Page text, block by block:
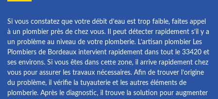
Si vous constatez que votre débit d’eau est trop faible, faites appel
à un plombier près de chez vous. Il peut détecter rapidement s’il y a
un problème au niveau de votre plomberie. L’artisan plombier Les
Plombiers de Bordeaux intervient rapidement dans tout le 33420 et
ses environs. Si vous êtes dans cette zone, il arrive rapidement chez
vous pour assurer les travaux nécessaires. Afin de trouver l’origine
du problème, il vérifie la tuyauterie et les autres éléments de
plomberie. Après le diagnostic, il trouve la solution pour augmenter